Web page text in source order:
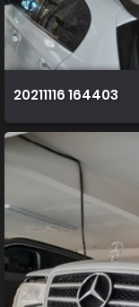
20211116 164403